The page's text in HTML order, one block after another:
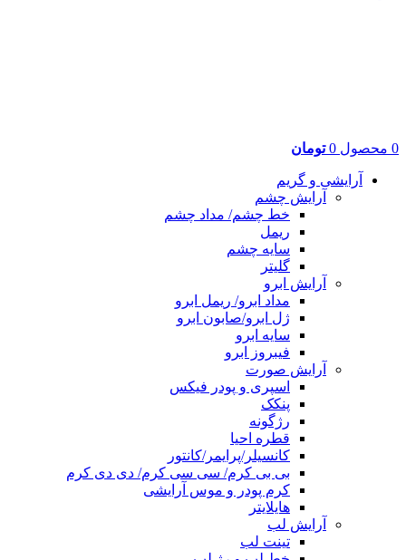
0 محصول 0 تومان
آرایشی و گریم
آرایش چشم
خط چشم/ مداد چشم
ریمل
سایه چشم
گلیتر
آرایش ابرو
مداد ابرو/ ریمل ابرو
ژل ابرو/صابون ابرو
سایه ابرو
فیبروز ابرو
آرایش صورت
اسپری و پودر فیکس
پنکک
رژگونه
قطره احیا
کانسیلر/پرایمر/کانتور
بی بی کرم/ سی سی کرم/ دی دی کرم
کرم پودر و موس آرایشی
هایلایتر
آرایش لب
تینت لب